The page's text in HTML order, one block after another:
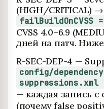
(HIGH/CRITICAL) →
failBuildOnCVSS
CVSS 4.0–6.9
дней на патч.
R-SEC-DEP-4 —
config/
suppressions.xml
— каждая запись с
(почему false